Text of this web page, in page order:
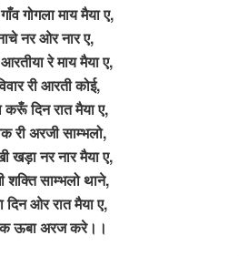
गोगला माय मैया ए,
नर ओर नार ए,
रे माय मैया ए,
री आरती कोई,
करूँ दिन रात मैया ए,
री अरजी साम्भलो,
खड़ा नर नार मैया ए,
शक्ति साम्भलो थाने,
दिन ओर रात मैया ए,
ऊबा अरज करे।।